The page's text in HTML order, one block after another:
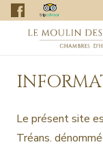
Le présent site
Tréans.